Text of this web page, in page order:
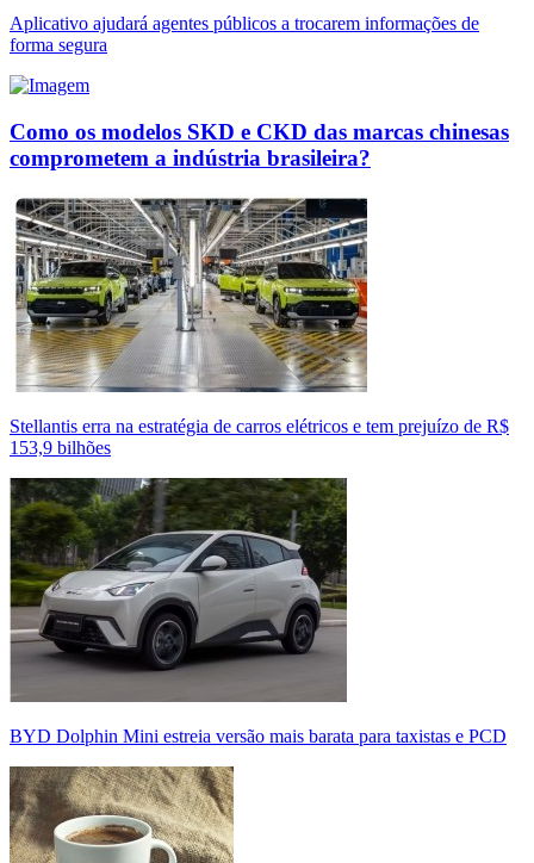
Aplicativo ajudará agentes públicos a trocarem informações de
forma segura
Como os modelos SKD e CKD das marcas chinesas
comprometem a indústria brasileira?
Stellantis erra na estratégia de carros elétricos e tem prejuízo de R$
153,9 bilhões
BYD Dolphin Mini estreia versão mais barata para taxistas e PCD